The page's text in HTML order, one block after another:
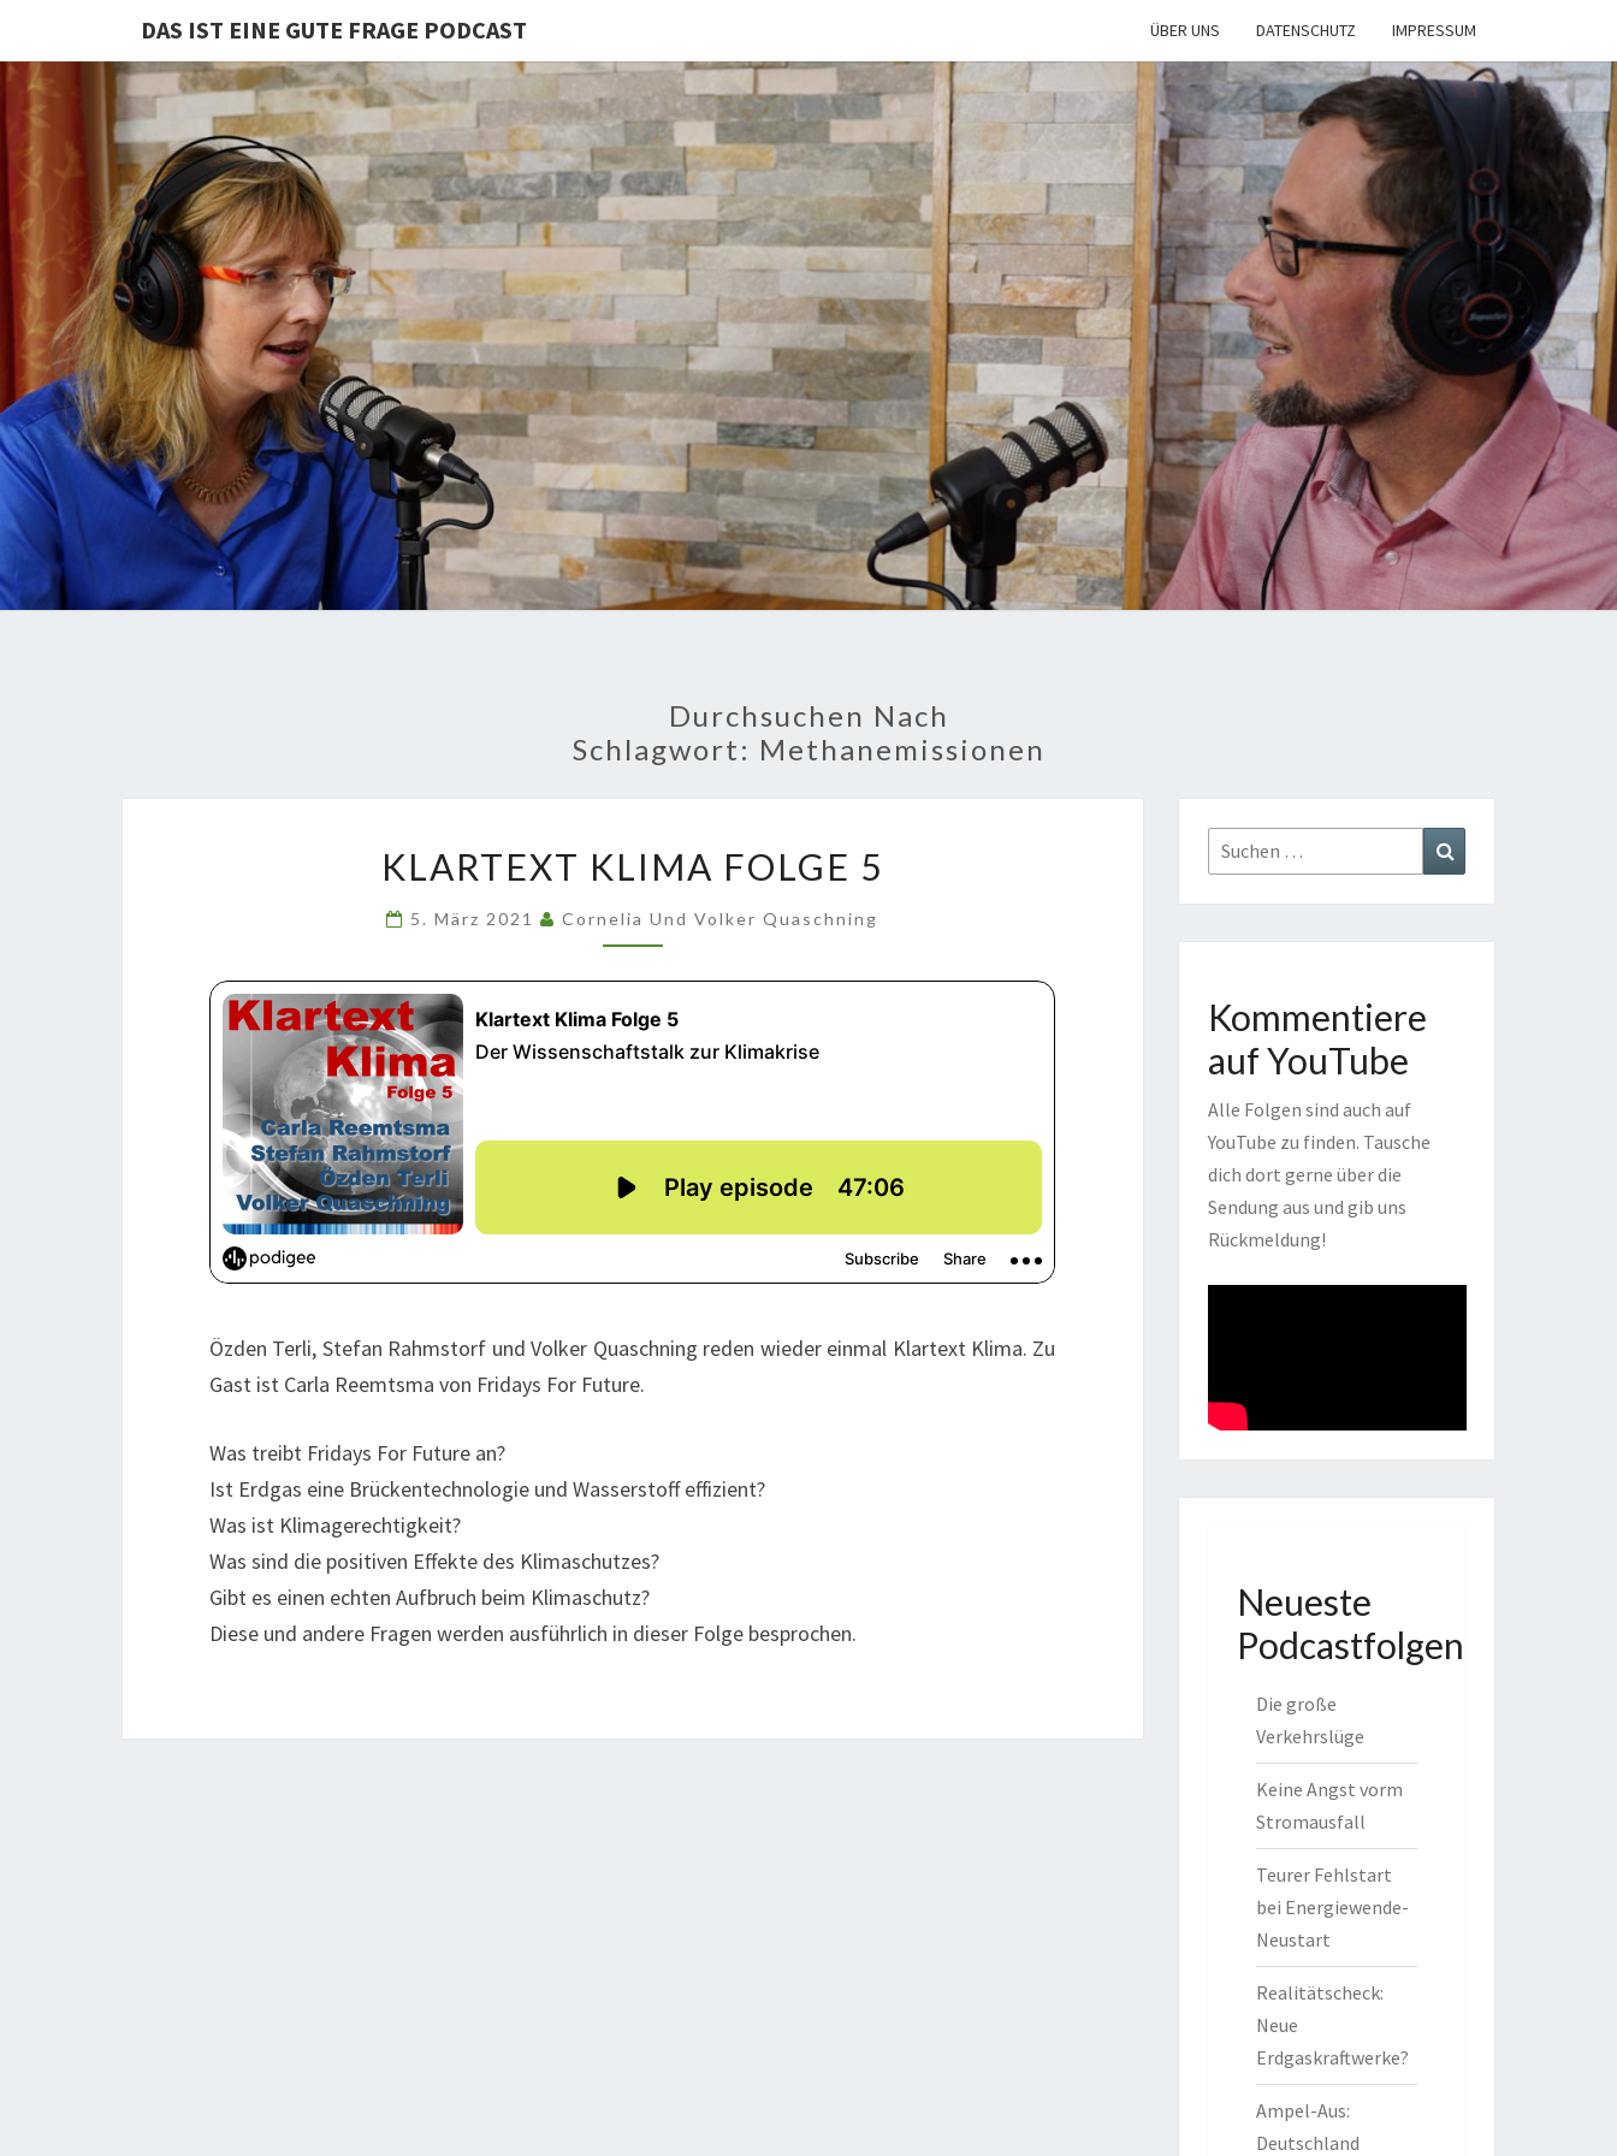
DAS IST EINE GUTE FRAGE PODCAST ÜBER UNS DATENSCHUTZ IMPRESSUM
DAS IST
EINE
GUTE
PODCAST
Von Cornelia Und
Volker
Quaschning – Der
Podcast Zur
Klimakrise Und
Energierevolution
| Klimaschutz Und
Energiewende-
Fakten Und
Hintergründe
Durchsuchen Nach
Schlagwort: Methanemissionen
KLIMA
FOLGE
5
KLARTEXT KLIMA FOLGE 5
5. März 2021 Cornelia Und Volker Quaschning
Özden Terli, Stefan Rahmstorf und Volker Quaschning reden wieder einmal Klartext Klima. Zu
Gast ist Carla Reemtsma von Fridays For Future.
Was treibt Fridays For Future an?
Ist Erdgas eine Brückentechnologie und Wasserstoff effizient?
Was ist Klimagerechtigkeit?
Was sind die positiven Effekte des Klimaschutzes?
Gibt es einen echten Aufbruch beim Klimaschutz?
Diese und andere Fragen werden ausführlich in dieser Folge besprochen.
Suchen
nach:
Kommentiere
auf YouTube
Alle Folgen sind auch auf
YouTube zu finden. Tausche
dich dort gerne über die
Sendung aus und gib uns
Rückmeldung!
Neueste
Podcastfolgen
Die große
Verkehrslüge
Keine Angst vorm
Stromausfall
Teurer Fehlstart
bei Energiewende-
Neustart
Realitätscheck:
Neue
Erdgaskraftwerke?
Ampel-Aus:
Deutschland